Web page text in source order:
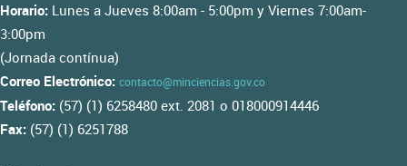
Horario: Lunes a Jueves 8:00am - 5:00pm y Viernes 7:00am-
3:00pm
(Jornada contínua)
Correo Electrónico: contacto@minciencias.gov.co
Teléfono: (57) (1) 6258480 ext. 2081 o 018000914446
Fax: (57) (1) 6251788